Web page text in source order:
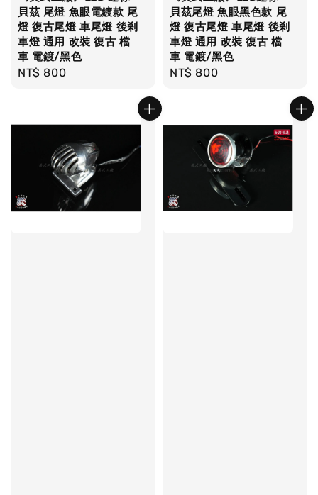
貝茲 尾燈 魚眼電鍍款 尾
燈 復古尾燈 車尾燈 後剎
車燈 通用 改裝 復古 檔
車 電鍍/黑色
Regular
NT$ 800
貝茲尾燈 魚眼黑色款 尾
燈 復古尾燈 車尾燈 後剎
車燈 通用 改裝 復古 檔
車 電鍍/黑色
Regular
NT$ 800